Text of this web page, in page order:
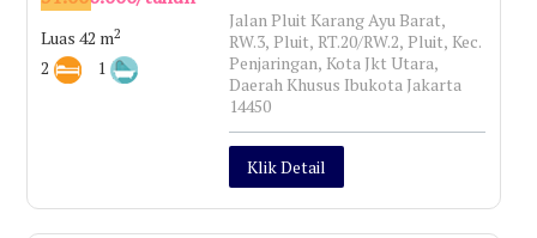
Luas 42 m2
2 1
Jalan Pluit Karang Ayu Barat,
RW.3, Pluit, RT.20/RW.2, Pluit, Kec.
Penjaringan, Kota Jkt Utara,
Daerah Khusus Ibukota Jakarta
14450
Klik Detail